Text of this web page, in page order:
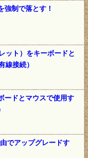
強制で落とす！
ット）をキーボードと
線接続）
ードとマウスで使用す
でアップグレードす